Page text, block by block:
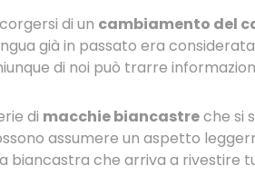
di un cambiamento del
già in passato era
di noi può trarre
di macchie biancastreche si
assumere un aspetto
biancastra che arriva a rivestire